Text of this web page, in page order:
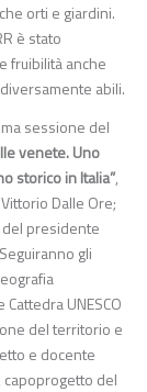
orti e giardini.
è stato
fruibilità anche
abili.
sessione del
venete. Uno
storico in Italia”,
Dalle Ore;
del presidente
gli
UNESCO
del territorio e
e docente
capoprogetto del